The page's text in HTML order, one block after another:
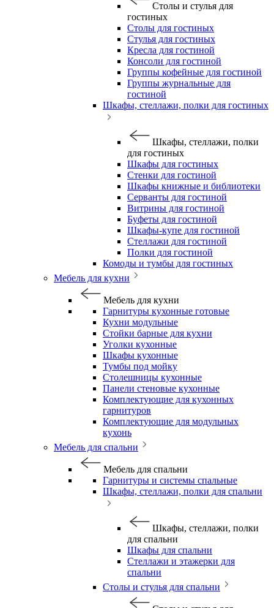
Столы и стулья для
гостиных
Столы для гостиных
Стулья для гостиных
Кресла для гостиной
Консоли для гостиной
Группы кофейные для гостиной
Группы журнальные для
гостиной
Шкафы, стеллажи, полки для гостиных
Шкафы, стеллажи, полки
для гостиных
Шкафы для гостиных
Стенки для гостиной
Шкафы книжные и библиотеки
Серванты для гостиной
Витрины для гостиной
Буфеты для гостиной
Шкафы-купе для гостиной
Стеллажи для гостиной
Полки для гостиной
Комоды и тумбы для гостиных
Мебель для кухни
Мебель для кухни
Гарнитуры кухонные готовые
Кухни модульные
Стойки барные для кухни
Уголки кухонные
Шкафы кухонные
Тумбы под мойку
Столешницы кухонные
Панели стеновые кухонные
Комплектующие для кухонных
гарнитуров
Комплектующие для модульных
кухонь
Мебель для спальни
Мебель для спальни
Гарнитуры и системы спальные
Шкафы, стеллажи, полки для спальни
Шкафы, стеллажи, полки
для спальни
Шкафы для спальни
Стеллажи и этажерки для
спальни
Столы и стулья для спальни